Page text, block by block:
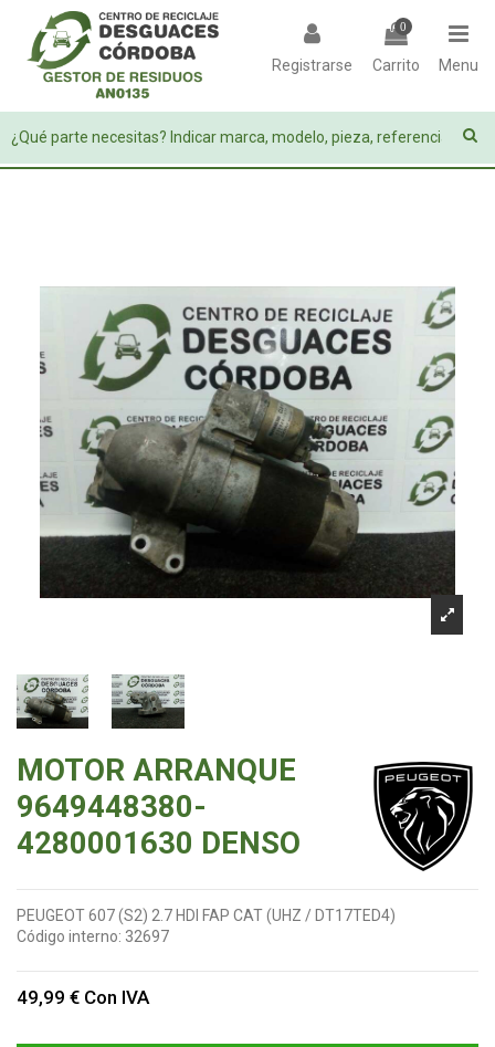
Registrarse
0
Carrito Menu
MOTOR ARRANQUE
9649448380-
4280001630 DENSO
PEUGEOT 607 (S2) 2.7 HDI FAP CAT (UHZ / DT17TED4)
Código interno: 32697
49,99 € Con IVA